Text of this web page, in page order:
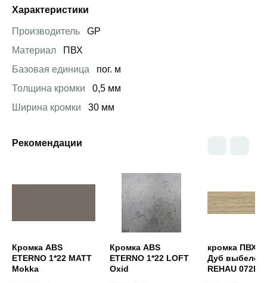
Характеристики
Производитель
GP
Материал
ПВХ
Базовая единица
пог. м
Толщина кромки
0,5 мм
Ширина кромки
30 мм
Рекомендации
Кромка ABS
ETERNO 1*22 MATT
Mokka
Кромка ABS
ETERNO 1*22 LOFT
Oxid
кромка ПВХ
Дуб
REHAU 072Е